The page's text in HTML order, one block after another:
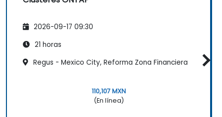
2026-09-17 09:30
21 horas
Regus - Mexico City, Reforma Zona Financiera
110,107 MXN
(En línea)